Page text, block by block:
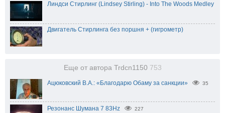
Линдси Стирлинг (Lindsey Stirling) - Into The Woods Medley
Двигатель Стирлинга без поршня + (гигрометр)
Еще от автора Trdcn1150 753
Ацюковский В.А.: «Благодарю Обаму за санкции» 35
Резонанс Шумана 7 83Hz 227